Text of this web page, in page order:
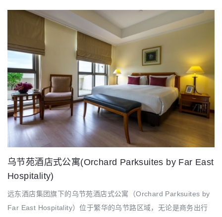
乌节苑酒店式公寓(Orchard Parksuites by Far East
Hospitality)
远东酒店集团旗下的乌节苑酒店式公寓（Orchard Parksuites by
Far East Hospitality）位于繁华的乌节路区域，无论是商务出行